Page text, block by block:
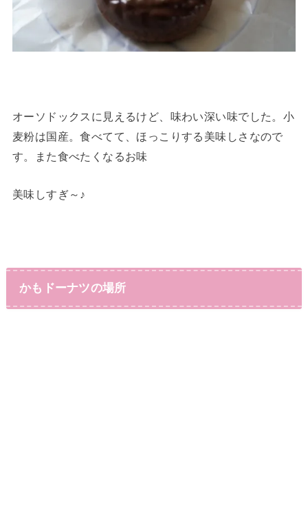
オーソドックスに見えるけど、味わい深い味でした。小
麦粉は国産。食べてて、ほっこりする美味しさなので
す。また食べたくなるお味
美味しすぎ～♪
かもドーナツの場所